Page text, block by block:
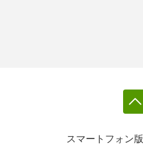
スマートフォン版